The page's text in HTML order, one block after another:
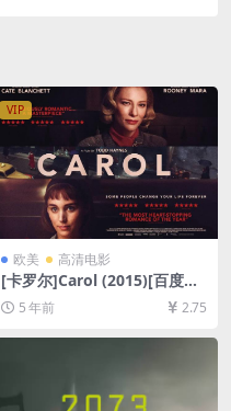
VIP
欧美 高清电影
[卡罗尔]Carol (2015)[百度网
盘+迅雷云盘资源1080P超清
未删减][MP4/7.5GB][中英字
幕]【视频文件+防和谐压缩包
5 年前 2.75